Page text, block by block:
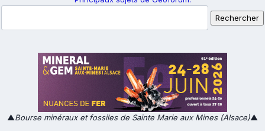
▲Bourse minéraux et fossiles de Sainte Marie aux Mines (Alsace)▲